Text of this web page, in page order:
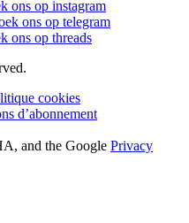
ons op instagram
ons op telegram
ons op threads
cookies
d’abonnement
and the Google Privacy